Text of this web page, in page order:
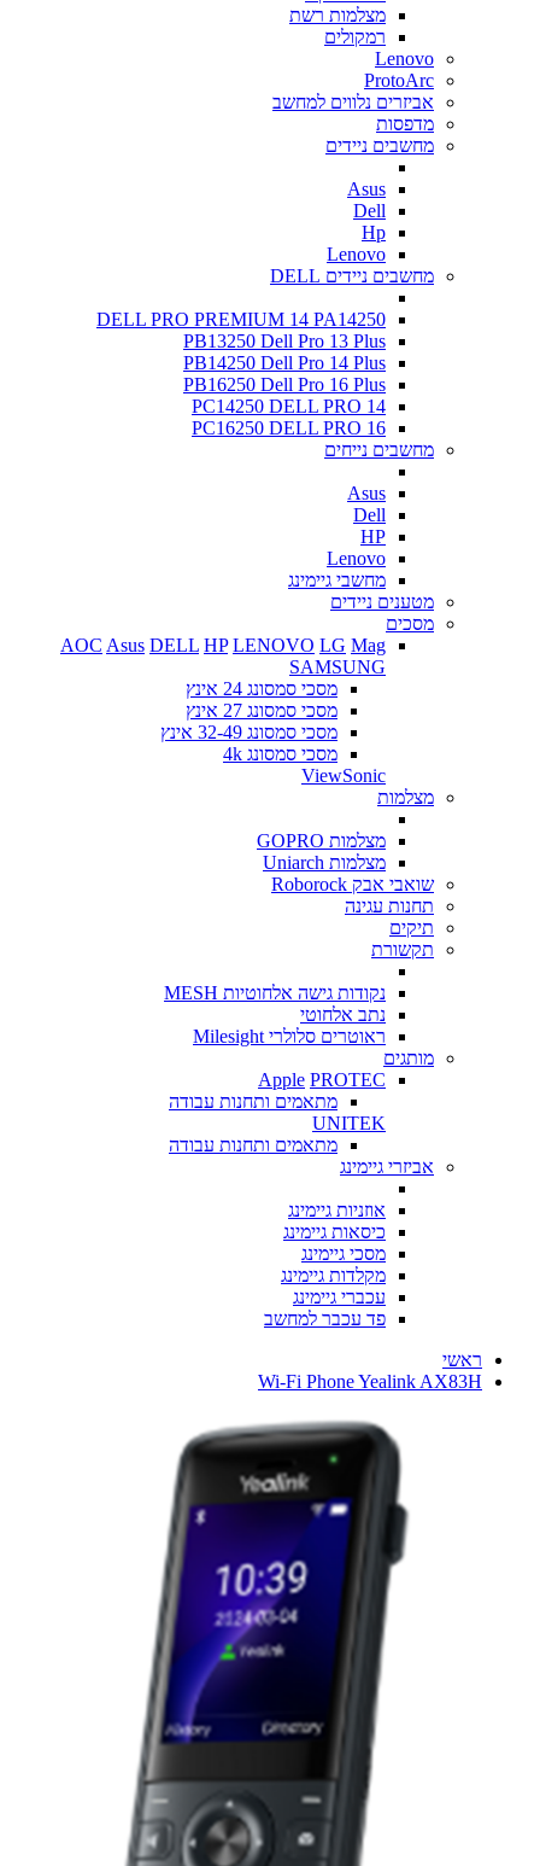
מצלמות רשת
רמקולים
Lenovo
ProtoArc
אביזרים נלווים למחשב
מדפסות
מחשבים ניידים
Asus
Dell
Hp
Lenovo
מחשבים ניידים DELL
DELL PRO PREMIUM 14 PA14250
PB13250 Dell Pro 13 Plus
PB14250 Dell Pro 14 Plus
PB16250 Dell Pro 16 Plus
PC14250 DELL PRO 14
PC16250 DELL PRO 16
מחשבים נייחים
Asus
Dell
HP
Lenovo
מחשבי גיימינג
מטענים ניידים
מסכים
AOC Asus DELL HP LENOVO LG Mag
SAMSUNG
מסכי סמסונג 24 אינץ
מסכי סמסונג 27 אינץ
מסכי סמסונג 32-49 אינץ
מסכי סמסונג 4k
ViewSonic
מצלמות
מצלמות GOPRO
מצלמות Uniarch
שואבי אבק Roborock
תחנות עגינה
תיקים
תקשורת
נקודות גישה אלחוטיות MESH
נתב אלחוטי
ראוטרים סלולרי Milesight
מותגים
Apple PROTEC
מתאמים ותחנות עבודה
UNITEK
מתאמים ותחנות עבודה
אביזרי גיימינג
אוזניות גיימינג
כיסאות גיימינג
מסכי גיימינג
מקלדות גיימינג
עכברי גיימינג
פד עכבר למחשב
ראשי
Wi-Fi Phone Yealink AX83H